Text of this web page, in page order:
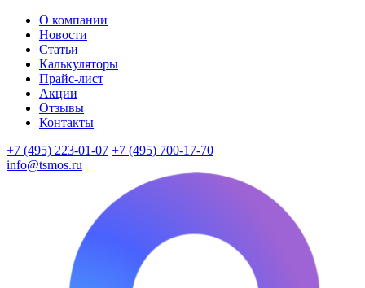
О компании
Новости
Статьи
Калькуляторы
Прайс-лист
Акции
Отзывы
Контакты
+7 (495) 223-01-07 +7 (495) 700-17-70
info@tsmos.ru